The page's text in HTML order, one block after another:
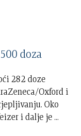
doza
282 doze
Oxford i
Oko
i dalje je...